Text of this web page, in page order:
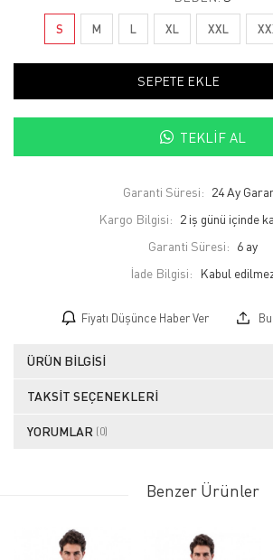
S M L XL XXL
SEPETE EKLE
TEKLIF AL
Garanti Süresi: 24 Ay
Kargo Bilgisi: 2 iş günü içinde
Garanti Süresi: 6 ay
İade Bilgisi:
Fiyatı Düşünce Haber Ver
ÜRÜN BILGISI
TAKSIT SEÇENEKLERI
YORUMLAR (0)
Benzer Ürünler